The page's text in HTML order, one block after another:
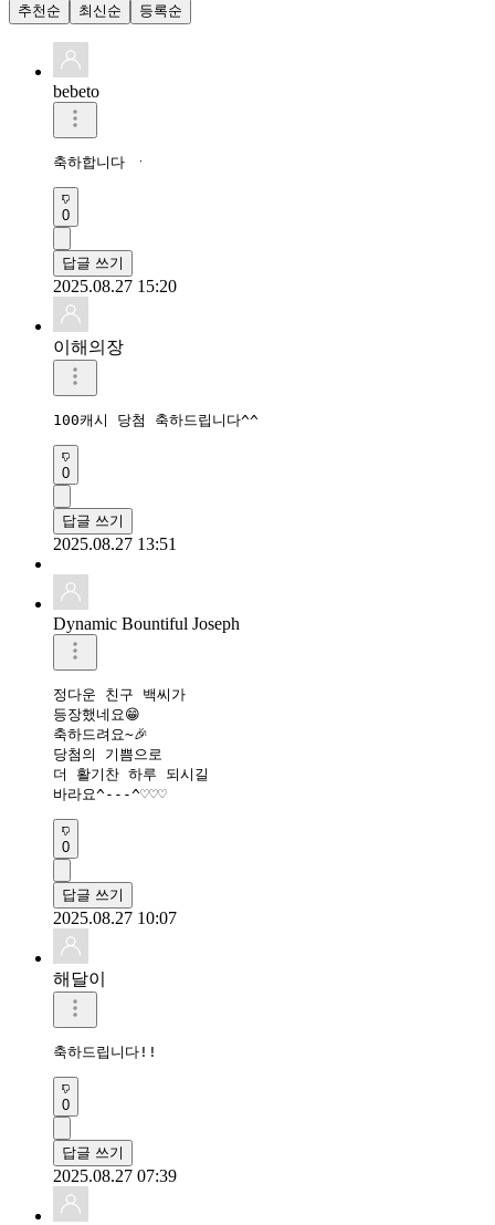
추천순
최신순 등록순
bebeto
축하합니다 ㆍ
0
답글 쓰기
2025.08.27 15:20
이해의장
100캐시 당첨 축하드립니다^^
0
답글 쓰기
2025.08.27 13:51
Dynamic Bountiful Joseph
정다운 친구 백씨가
등장했네요😁
축하드려요~🎉
당첨의 기쁨으로
더 활기찬 하루 되시길
바라요^---^♡♡♡
0
답글 쓰기
2025.08.27 10:07
해달이
축하드립니다!!
0
답글 쓰기
2025.08.27 07:39